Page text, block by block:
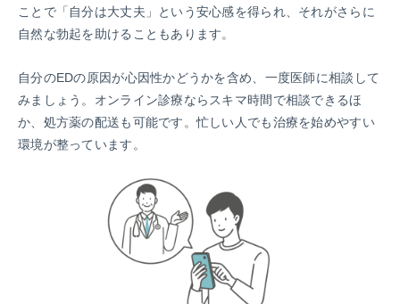
ことで「自分は大丈夫」という安心感を得られ、それがさらに
自然な勃起を助けることもあります。
自分のEDの原因が心因性かどうかを含め、一度医師に相談して
みましょう。オンライン診療ならスキマ時間で相談できるほ
か、処方薬の配送も可能です。忙しい人でも治療を始めやすい
環境が整っています。